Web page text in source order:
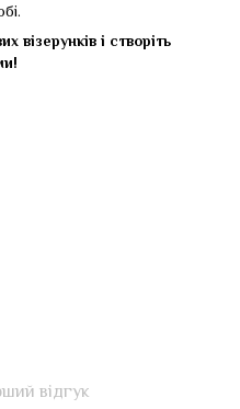
візерунків і створіть
відгук